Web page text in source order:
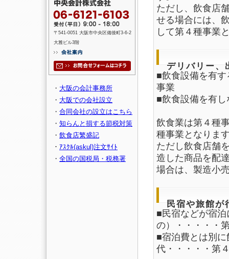
〒541-0051 大阪市中央区備後町3-6-2
大雅ビル3階
・ 大阪の会計事務所
・ 大阪での会社設立
・ 合同会社の設立はこちら
・ 知らんと損する節税対策
・ 飲食店繁盛記
・ ｱｽｸﾙ(askul)注文ｻｲﾄ
・ 全国の国税局・税務署
ただし、飲食店
せる場合には、
して第４種事業
デリバリー、
■飲食設備を有
事業
■飲食設備を有
飲食業は第４種
種事業となりま
ただし飲食店舗
造した商品を配
場合は、製造小
民宿や旅館が
■民宿などが宿
の）・・・・・
■宿泊費とは別
代・・・・・第